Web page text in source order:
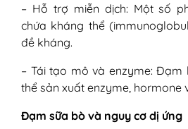
2. Test dị ứng
nghiệm đặc hiệu)
IX - Cách xử lý dị ứng
1. Ngừng ngay
thực phẩm chứa
2. Thay thế bằng
– Hỗ trợ miễn dịch: Một số
chứa kháng thể
đề kháng.
– Tái tạo mô và enzyme: Đạm
thể sản xuất enzyme, hormone
Đạm sữa bò và nguy cơ dị ứng